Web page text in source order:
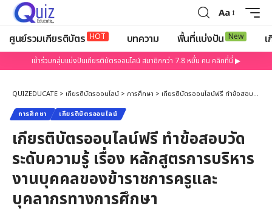
Aa
ศูนย์รวมเกียรติบัตร HOT บทความ พื้นที่แบ่งปัน New
เข้าร่วมกลุ่มแบ่งปันเกียรติบัตรออนไลน์ สมาชิกกว่า 7.8 หมื่น คน คลิกที่นี่ ▶
QUIZEDUCATE > เกียรติบัตรออนไลน์ > การศึกษา > เกียรติบัตรออนไลน์ฟรี ทำข้อสอบวัดระดับความรู้ เรื่อง หลักสูตรการบริหารงานบุคคลของข้าราชการครูและบุคลากรทางการศึกษา
การศึกษา เกียรติบัตรออนไลน์
เกียรติบัตรออนไลน์ฟรี ทำข้อสอบวัด
ระดับความรู้ เรื่อง หลักสูตรการบริหาร
งานบุคคลของข้าราชการครูและ
บุคลากรทางการศึกษา